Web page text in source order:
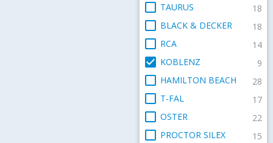
check_box_outline_blank TAURUS 18
check_box_outline_blank BLACK & DECKER 18
check_box_outline_blank RCA 14
check_box KOBLENZ 9
check_box_outline_blank HAMILTON BEACH 28
check_box_outline_blank T-FAL 17
check_box_outline_blank OSTER 22
check_box_outline_blank PROCTOR SILEX 15